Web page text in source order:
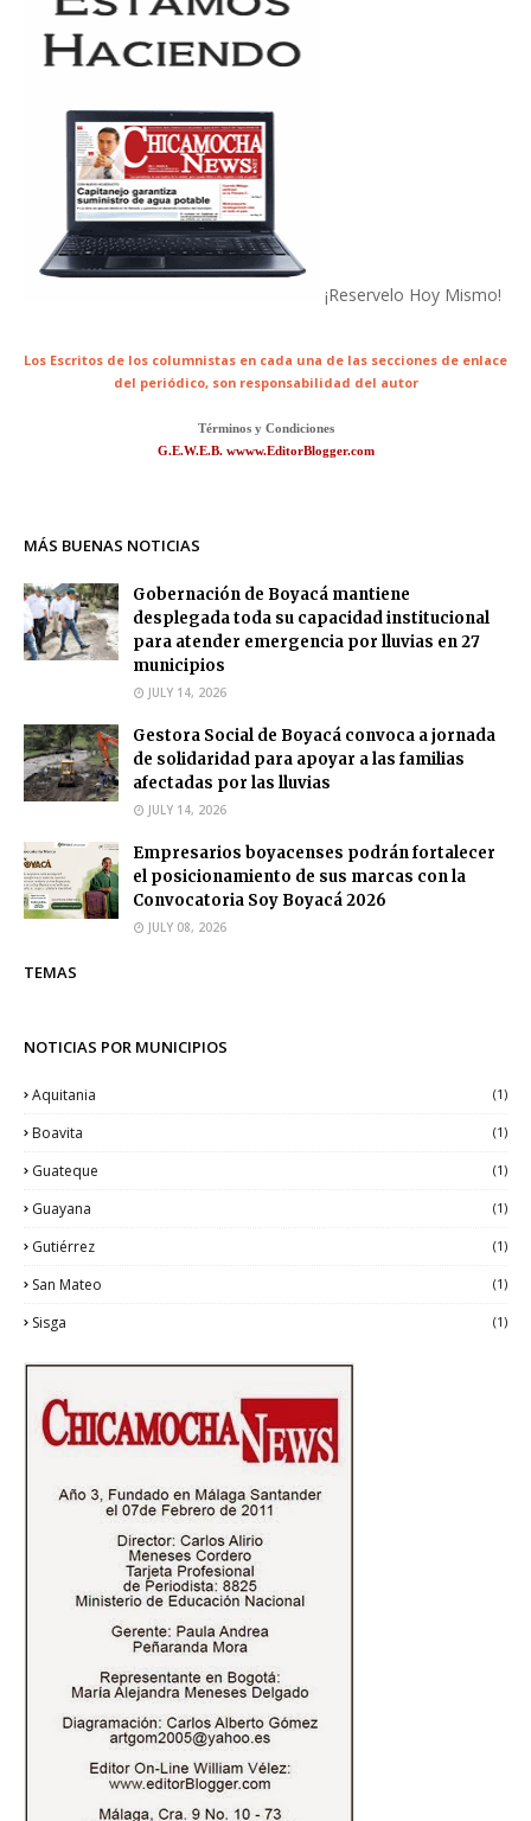
¡Reservelo Hoy Mismo!
Los Escritos de los columnistas en cada una de las secciones de enlace
del periódico, son responsabilidad del autor
Términos y Condiciones
G.E.W.E.B. wwww.EditorBlogger.com
MÁS BUENAS NOTICIAS
Gobernación de Boyacá mantiene
desplegada toda su capacidad institucional
para atender emergencia por lluvias en 27
municipios
JULY 14, 2026
Gestora Social de Boyacá convoca a jornada
de solidaridad para apoyar a las familias
afectadas por las lluvias
JULY 14, 2026
Empresarios boyacenses podrán fortalecer
el posicionamiento de sus marcas con la
Convocatoria Soy Boyacá 2026
JULY 08, 2026
TEMAS
NOTICIAS POR MUNICIPIOS
Aquitania (1)
Boavita (1)
Guateque (1)
Guayana (1)
Gutiérrez (1)
San Mateo (1)
Sisga (1)